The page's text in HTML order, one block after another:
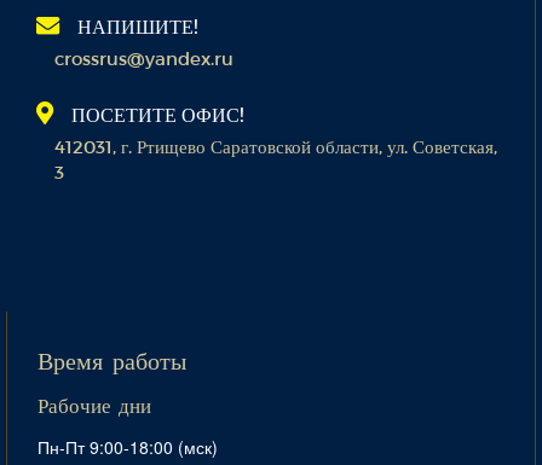
НАПИШИТЕ!
crossrus@yandex.ru
ПОСЕТИТЕ ОФИС!
412031, г. Ртищево Саратовской области, ул. Советская,
3
Время работы
Рабочие дни
Пн-Пт 9:00-18:00 (мск)